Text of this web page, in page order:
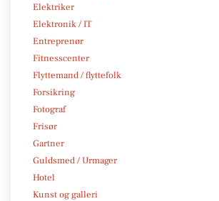
Elektriker
Elektronik / IT
Entreprenør
Fitnesscenter
Flyttemand / flyttefolk
Forsikring
Fotograf
Frisør
Gartner
Guldsmed / Urmager
Hotel
Kunst og galleri